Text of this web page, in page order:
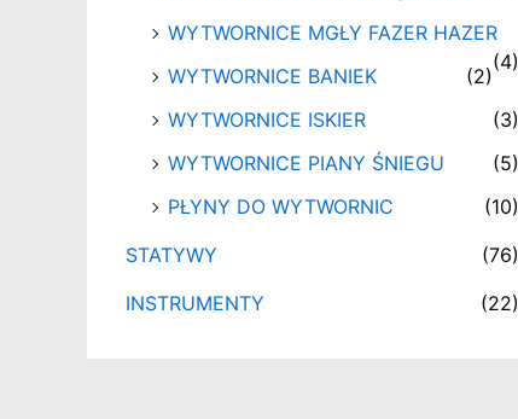
WYTWORNICE MGŁY FAZER HAZER
(4)
WYTWORNICE BANIEK
(2)
WYTWORNICE ISKIER
(3)
WYTWORNICE PIANY ŚNIEGU
(5)
PŁYNY DO WYTWORNIC
(10)
STATYWY
(76)
INSTRUMENTY
(22)